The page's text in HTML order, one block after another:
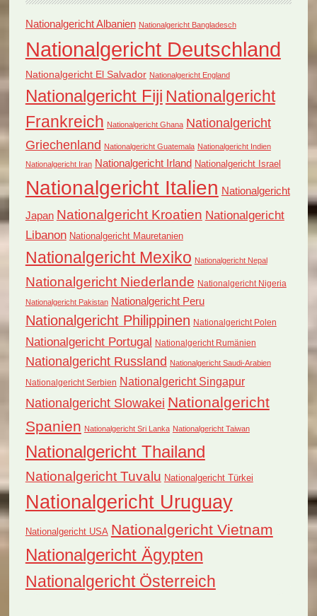
Nationalgericht Albanien Nationalgericht Bangladesch
Nationalgericht Deutschland
Nationalgericht El Salvador Nationalgericht England
Nationalgericht Fiji Nationalgericht
Frankreich Nationalgericht Ghana Nationalgericht
Griechenland Nationalgericht Guatemala Nationalgericht Indien
Nationalgericht Iran Nationalgericht Irland Nationalgericht Israel
Nationalgericht Italien Nationalgericht
Japan Nationalgericht Kroatien Nationalgericht
Libanon Nationalgericht Mauretanien
Nationalgericht Mexiko Nationalgericht Nepal
Nationalgericht Niederlande Nationalgericht Nigeria
Nationalgericht Pakistan Nationalgericht Peru
Nationalgericht Philippinen Nationalgericht Polen
Nationalgericht Portugal Nationalgericht Rumänien
Nationalgericht Russland Nationalgericht Saudi-Arabien
Nationalgericht Serbien Nationalgericht Singapur
Nationalgericht Slowakei Nationalgericht
Spanien Nationalgericht Sri Lanka Nationalgericht Taiwan
Nationalgericht Thailand
Nationalgericht Tuvalu Nationalgericht Türkei
Nationalgericht Uruguay
Nationalgericht USA Nationalgericht Vietnam
Nationalgericht Ägypten
Nationalgericht Österreich